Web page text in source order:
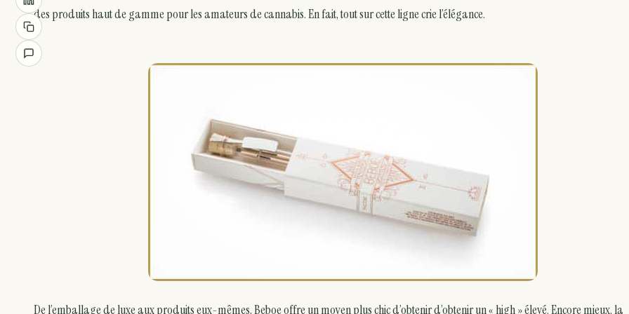
des produits haut de gamme pour les amateurs de cannabis. En fait, tout sur cette ligne crie l’élégance.
De l’emballage de luxe aux produits eux-mêmes, Beboe offre un moyen plus chic d’obtenir d’obtenir un « high » élevé. Encore mieux, la